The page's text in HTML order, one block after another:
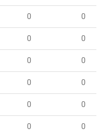
0 0
0 0
0 0
0 0
0 0
0 0